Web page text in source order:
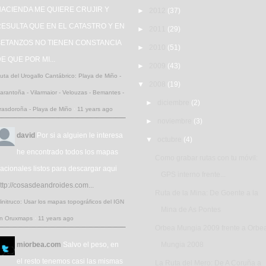
ME QUIERE CRUJIR Y
QUE EN EL CATASTRO Y EN
NO TIENEN CONSTANCIA
QUE POR MI...
del Urogallo Cantábrico: Playa de Miño -
- Vilarmaior - Velouzas - Bemantes -
- Playa de Miño · 11 years ago
david Por si a alguien le interesa
he encontrado todos los mapas
listos para descargar aqui
cosasdeandroides.com...
Usar los mapas topográficos del IGN
Oruxmaps · 11 years ago
miorbea.com Salvo el peso, en
el resto tenemos casi las mismas
► (37)
► (29)
► (51)
► (43)
▼ (19)
► (2)
► (3)
▼ (4)